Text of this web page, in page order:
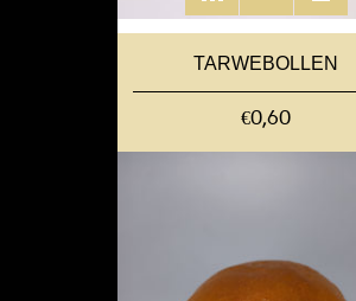
TARWEBOLLEN
€0,60